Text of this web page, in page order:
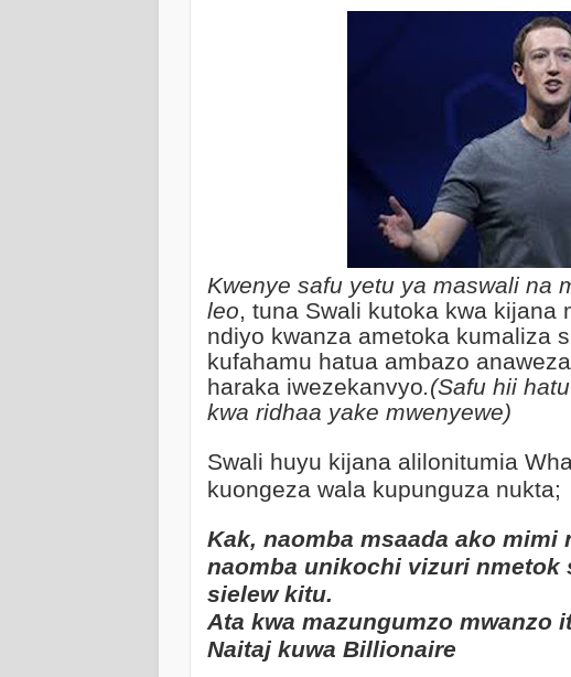
Kwenye safu yetu ya maswali na
leo, tuna Swali kutoka kwa kijana
ndiyo kwanza ametoka kumaliza
kufahamu hatua ambazo
haraka iwezekanvyo.(Safu hii
kwa ridhaa yake mwenyewe)
Swali huyu kijana alilonitumia
kuongeza wala kupunguza nukta;
Kak, naomba msaada ako
naomba unikochi vizuri nmetok
sielew kitu.
Ata kwa mazungumzo mwanzo
Naitaj kuwa Billionaire